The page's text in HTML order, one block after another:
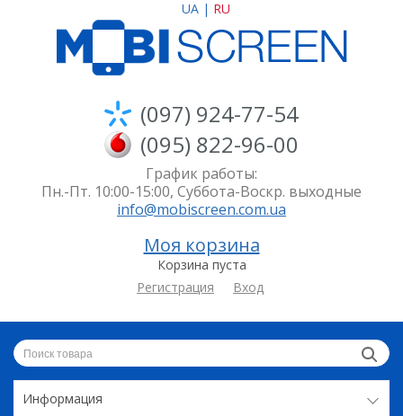
UA | RU
(097) 924-77-54
(095) 822-96-00
График работы:
Пн.-Пт. 10:00-15:00, Суббота-Воскр. выходные
info@mobiscreen.com.ua
Моя корзина
Корзина пуста
Регистрация
Вход
Информация